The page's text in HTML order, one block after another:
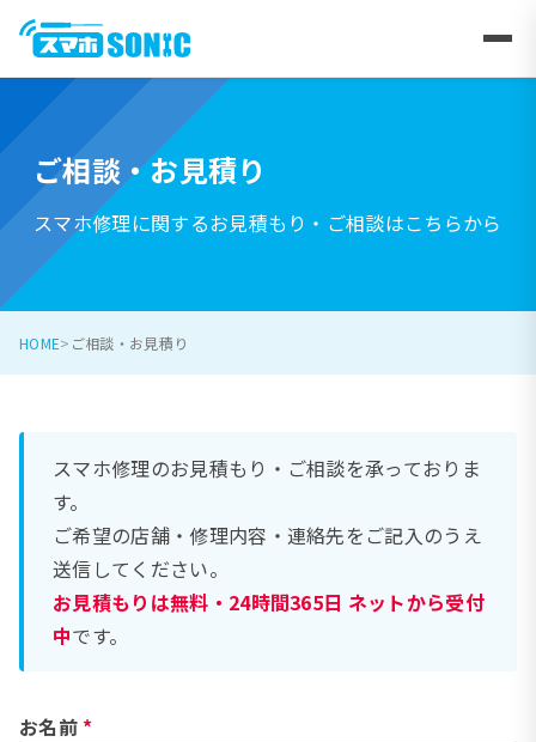
ご相談・お見積り
スマホ修理に関するお見積もり・ご相談はこちらから
HOME ご相談・お見積り
スマホ修理のお見積もり・ご相談を承っておりま
す。
ご希望の店舗・修理内容・連絡先をご記入のうえ
送信してください。
お見積もりは無料・24時間365日 ネットから受付
中です。
お名前 *